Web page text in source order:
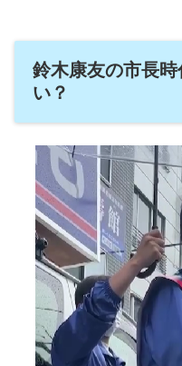
鈴木康友の市長
い？